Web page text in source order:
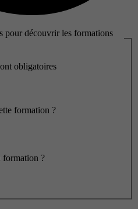
pour découvrir les formations
obligatoires
formation ?
formation ?